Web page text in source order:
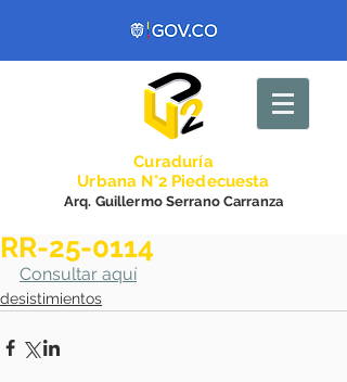
Curaduría
Urbana N°2 Piedecuesta
Arq. Guillermo Serrano Carranza
RR-25-0114
Consultar aquí
desistimientos